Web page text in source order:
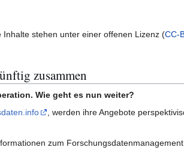
stehen unter einer offenen Lizenz (CC-
zusammen
Wie geht es nun weiter?
, werden ihre Angebote
zum